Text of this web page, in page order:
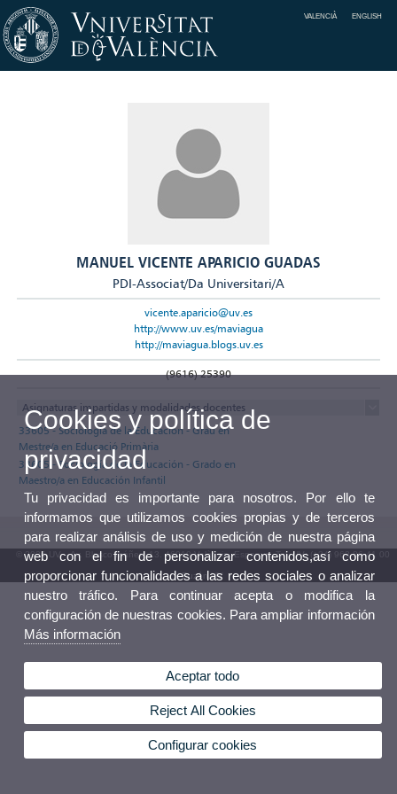
VALENCIÀ ENGLISH
MANUEL VICENTE APARICIO GUADAS
PDI-Associat/Da Universitari/A
vicente.aparicio@uv.es
http://www.uv.es/maviagua
http://maviagua.blogs.uv.es
(9616) 25390
Asignaturas impartidas y modalidades docentes
33605 - Sociología de la Educación - Grau en
Mestre/a en Educació Primària
33605 - Sociología de la Educación - Grado en
Maestro/a en Educación Infantil
© 2026 UV. - Av. Blasco Ibáñez, 13. 46010 València. Espanya. Tel. UV: (+34) 963 86 41 00
Buzón UV
Cookies y política de
privacidad
Tu privacidad es importante para nosotros. Por ello te
informamos que utilizamos cookies propias y de terceros
para realizar análisis de uso y medición de nuestra página
web con el fin de personalizar contenidos,así como
proporcionar funcionalidades a las redes sociales o analizar
nuestro tráfico. Para continuar acepta o modifica la
configuración de nuestras cookies. Para ampliar información
Más información
Aceptar todo
Reject All Cookies
Configurar cookies